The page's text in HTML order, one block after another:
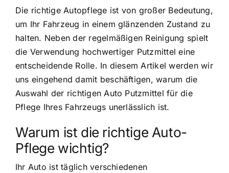
Die richtige Autopflege ist von großer Bedeutung,
um Ihr Fahrzeug in einem glänzenden Zustand zu
halten. Neben der regelmäßigen Reinigung spielt
die Verwendung hochwertiger Putzmittel eine
entscheidende Rolle. In diesem Artikel werden wir
uns eingehend damit beschäftigen, warum die
Auswahl der richtigen Auto Putzmittel für die
Pflege Ihres Fahrzeugs unerlässlich ist.
Warum ist die richtige Auto-
Pflege wichtig?
Ihr Auto ist täglich verschiedenen